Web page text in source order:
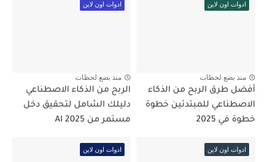
ادوات اون لاين
منذ بضع لحظات
أفضل طرق الربح من الذكاء
الاصطناعي للمبتدئين خطوة
خطوة في 2025
ادوات اون لاين
منذ بضع لحظات
الربح من الذكاء الاصطناعي
دليلك الشامل لتحقيق دخل
مستمر من AI 2025
ادوات اون لاين ادوات اون لاين